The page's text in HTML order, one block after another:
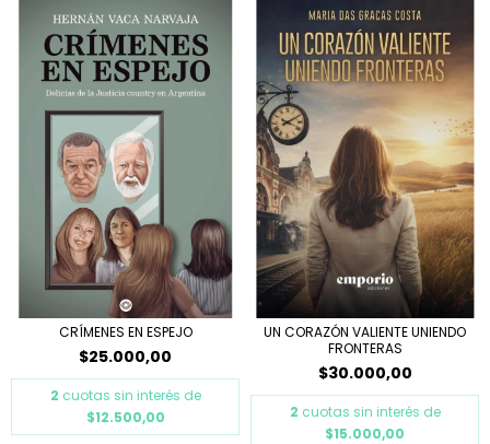
CRÍMENES EN ESPEJO
$25.000,00
2 cuotas sin interés de
$12.500,00
UN CORAZÓN VALIENTE UNIENDO
FRONTERAS
$30.000,00
2 cuotas sin interés de
$15.000,00